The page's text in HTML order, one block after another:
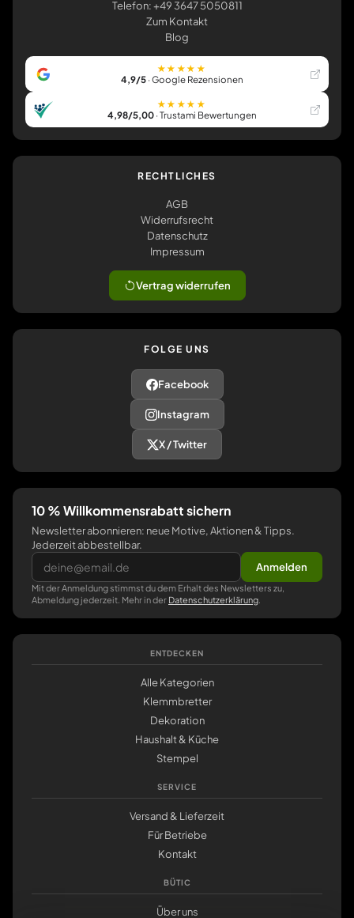
Telefon: +49 3647 5050811
Zum Kontakt
Blog
★★★★★
4,9/5· Google Rezensionen
★★★★★
4,98/5,00· Trustami Bewertungen
RECHTLICHES
AGB
Widerrufsrecht
Datenschutz
Impressum
Vertrag widerrufen
FOLGE UNS
Facebook
Instagram
X / Twitter
10 % Willkommensrabatt sichern
Newsletter abonnieren: neue Motive, Aktionen & Tipps.
Jederzeit abbestellbar.
Anmelden
Mit der Anmeldung stimmst du dem Erhalt des Newsletters zu,
Abmeldung jederzeit. Mehr in der Datenschutzerklärung
ENTDECKEN
Alle Kategorien
Klemmbretter
Dekoration
Haushalt & Küche
Stempel
SERVICE
Versand & Lieferzeit
Für Betriebe
Kontakt
BÜTIC
Über uns